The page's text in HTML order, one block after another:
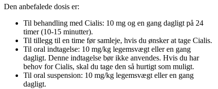
Den anbefalede dosis er:
Til behandling med Cialis: 10 mg og en gang dagligt på 24
timer (10-15 minutter).
Til tillegg til en time før samleje, hvis du ønsker at tage Cialis.
Til oral indtagelse: 10 mg/kg legemsvægt eller en gang
dagligt. Denne indtagelse bør ikke anvendes. Hvis du har
behov for Cialis, skal du tage den så hurtigt som muligt.
Til oral suspension: 10 mg/kg legemsvægt eller en gang
dagligt.